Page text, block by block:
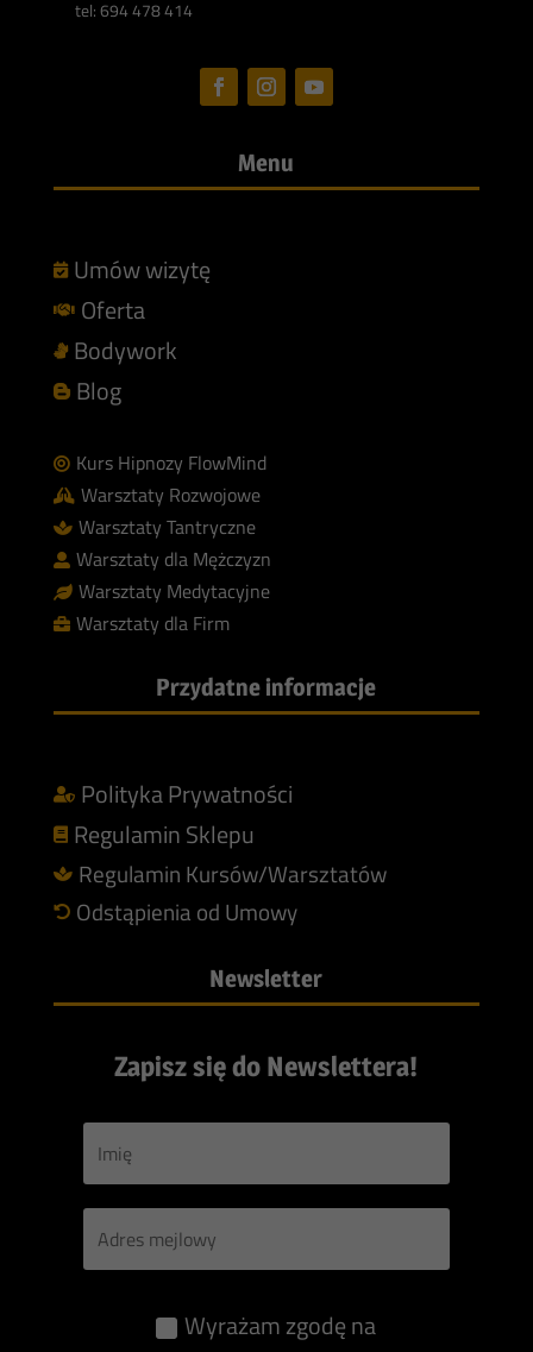
tel: 694 478 414
Menu
 Umów wizytę
 Oferta
 Bodywork
 Blog
 Kurs Hipnozy FlowMind
 Warsztaty Rozwojowe
 Warsztaty Tantryczne
 Warsztaty dla Mężczyzn
 Warsztaty Medytacyjne
 Warsztaty dla Firm
Przydatne informacje
 Polityka Prywatności
 Regulamin Sklepu
 Regulamin Kursów/Warsztatów
 Odstąpienia od Umowy
Newsletter
Zapisz się do Newslettera!
Wyrażam zgodę na